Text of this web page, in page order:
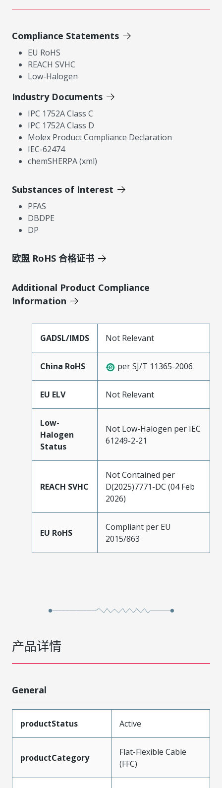
Compliance Statements
EU RoHS
REACH SVHC
Low-Halogen
Industry Documents
IPC 1752A Class C
IPC 1752A Class D
Molex Product Compliance Declaration
IEC-62474
chemSHERPA (xml)
Substances of Interest
PFAS
DBDPE
DP
欧盟 RoHS 合格证书
Additional Product Compliance
Information
GADSL/IMDS Not Relevant
China RoHS per SJ/T 11365-2006
EU ELV Not Relevant
Low-
Halogen
Status
Not Low-Halogen per IEC
61249-2-21
REACH SVHC
Not Contained per
D(2025)7771-DC (04 Feb
2026)
EU RoHS
Compliant per EU
2015/863
产品详情
General
productStatus Active
productCategory
Flat-Flexible Cable
(FFC)